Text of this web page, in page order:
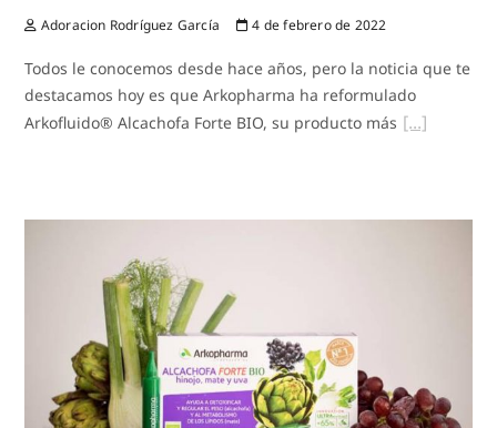
Adoracion Rodríguez García 4 de febrero de 2022
Todos le conocemos desde hace años, pero la noticia que te
destacamos hoy es que Arkopharma ha reformulado
Arkofluido® Alcachofa Forte BIO, su producto más